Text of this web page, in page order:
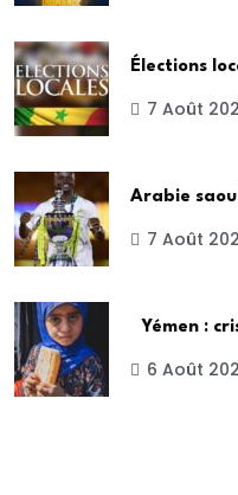
Élections
7 Août
Arabie
7 Août
Yémen :
6 Août